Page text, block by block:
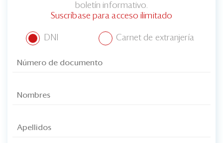
boletín informativo.
Suscríbase para acceso ilimitado
DNI Carnet de extranjería